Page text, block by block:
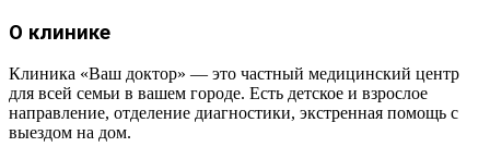
О клинике
Клиника «Ваш доктор» — это частный медицинский центр
для всей семьи в вашем городе. Есть детское и взрослое
направление, отделение диагностики, экстренная помощь с
выездом на дом.